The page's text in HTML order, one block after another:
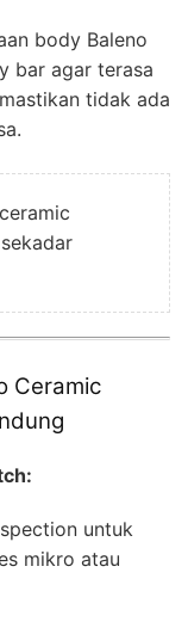
body Baleno
bar agar terasa
tidak ada
Ceramic
untuk
mikro atau